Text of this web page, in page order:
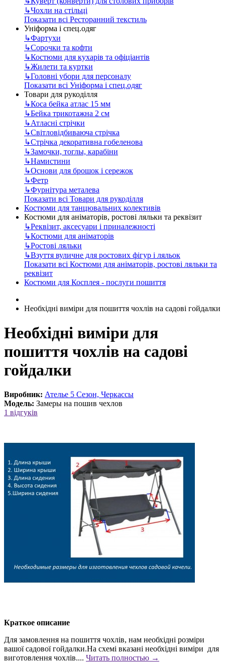
↳Чохли на стільці
Показати всі Ресторанний текстиль
Уніформа і спец.одяг
↳Фартухи
↳Сорочки та кофти
↳Костюми для кухарів та офіціантів
↳Жилети та куртки
↳Головні убори для персоналу
Показати всі Уніформа і спец.одяг
Товари для рукоділля
↳Коса бейка атлас 15 мм
↳Бейка трикотажна 2 см
↳Атласні стрічки
↳Світловідбиваюча стрічка
↳Стрічка декоративна гобеленова
↳Замочки, тоглы, карабіни
↳Намистини
↳Основи для брошок і сережок
↳Фетр
↳Фурнітура металева
Показати всі Товари для рукоділля
Костюми для танцювальних колективів
Костюми для аніматорів, ростові ляльки та реквізит
↳Реквізит, аксесуари і приналежності
↳Костюми для аніматорів
↳Ростові ляльки
↳Взуття вуличне для ростових фігур і ляльок
Показати всі Костюми для аніматорів, ростові ляльки та
реквізит
Костюми для Косплея - послуги пошиття
Необхідні виміри для пошиття чохлів на садові гойдалки
Необхідні виміри для
пошиття чохлів на садові
гойдалки
Виробник: Ателье 5 Сезон, Черкассы
Модель: Замеры на пошив чехлов
1 відгуків
Краткое описание
Для замовлення на пошиття чохлів, нам необхідні розміри
вашої садової гойдалки.На схемі вказані необхідні виміри для
виготовлення чохлів.... Читать полностью →